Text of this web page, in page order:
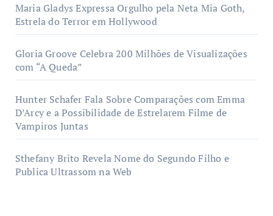
Maria Gladys Expressa Orgulho pela Neta Mia Goth,
Estrela do Terror em Hollywood
Gloria Groove Celebra 200 Milhões de Visualizações
com “A Queda”
Hunter Schafer Fala Sobre Comparações com Emma
D’Arcy e a Possibilidade de Estrelarem Filme de
Vampiros Juntas
Sthefany Brito Revela Nome do Segundo Filho e
Publica Ultrassom na Web